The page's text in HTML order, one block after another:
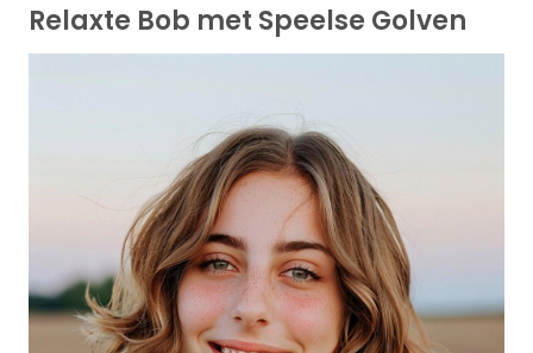
Relaxte Bob met Speelse Golven